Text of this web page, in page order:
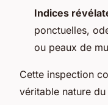
Indices
ponctuelles,
ou peaux de
Cette inspection
véritable nature